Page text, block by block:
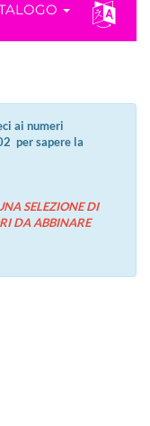
ai numeri
per sapere la
SELEZIONE DI
DA ABBINARE